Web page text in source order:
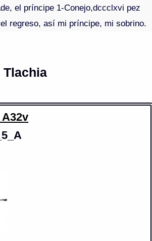
el príncipe 1-Conejo,dccclxvi pez
regreso, así mi príncipe, mi sobrino.
Tlachia
A32v